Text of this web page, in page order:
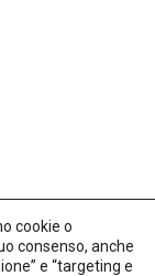
cookie o
consenso, anche
e “targeting e